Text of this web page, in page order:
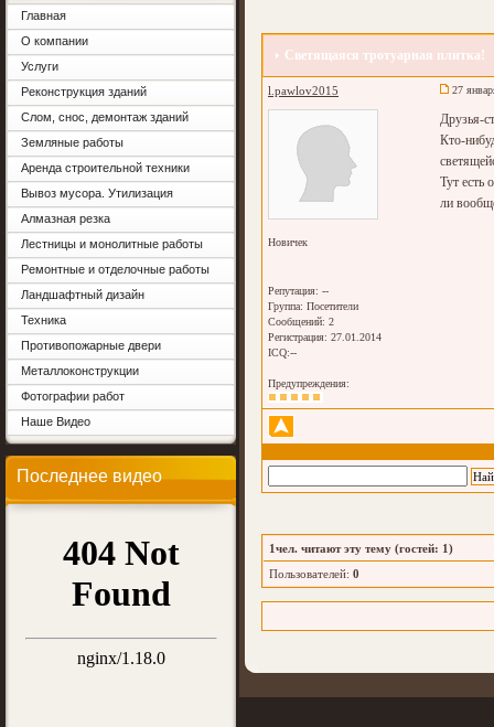
Главная
О компании
Услуги
Реконструкция зданий
Слом, снос, демонтаж зданий
Земляные работы
Аренда строительной техники
Вывоз мусора. Утилизация
Алмазная резка
Лестницы и монолитные работы
Ремонтные и отделочные работы
Ландшафтный дизайн
Техника
Противопожарные двери
Металлоконструкции
Фотографии работ
Наше Видео
Последнее видео
Светящаяся тротуарная плитка!
l.pawlov2015 27
Новичек
Репутация: --
Группа: Посетители
Сообщений: 2
Регистрация: 27.01.2014
ICQ:--
Предупреждения:
Друзья-
Кто-
Тут есть
ли
1чел. читают эту тему (гостей: 1)
Пользователей: 0